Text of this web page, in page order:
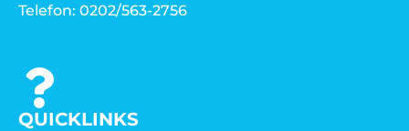
Telefon: 0202/563-2756
QUICKLINKS